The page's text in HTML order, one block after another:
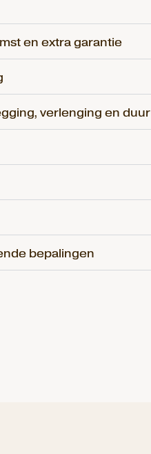
en extra garantie
verlenging en duur
bepalingen